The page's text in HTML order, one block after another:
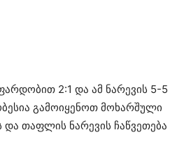
2:1 და ამ ნარევის 5-5
გამოიყენოთ მოხარშული
თაფლის ნარევის ჩაწვეთება